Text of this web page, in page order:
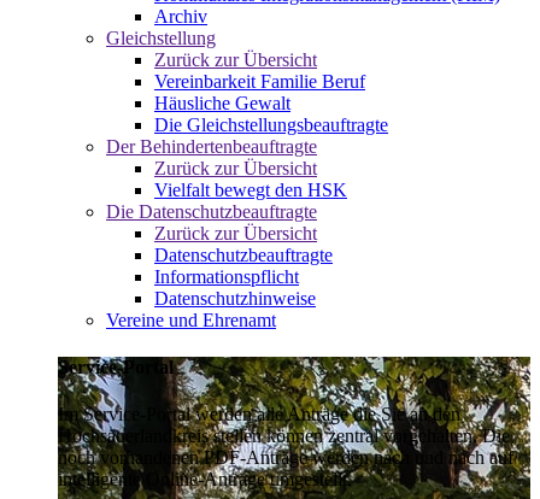
Archiv
Gleichstellung
Zurück zur Übersicht
Vereinbarkeit Familie Beruf
Häusliche Gewalt
Die Gleichstellungsbeauftragte
Der Behindertenbeauftragte
Zurück zur Übersicht
Vielfalt bewegt den HSK
Die Datenschutzbeauftragte
Zurück zur Übersicht
Datenschutzbeauftragte
Informationspflicht
Datenschutzhinweise
Vereine und Ehrenamt
Service-Portal
Im Service-Portal werden alle Anträge die Sie an den
Hochsauerlandkreis stellen können zentral vorgehalten. Die
noch vorhandenen PDF-Anträge werden nach und nach auf
intelligente Online-Anträge umgestellt.